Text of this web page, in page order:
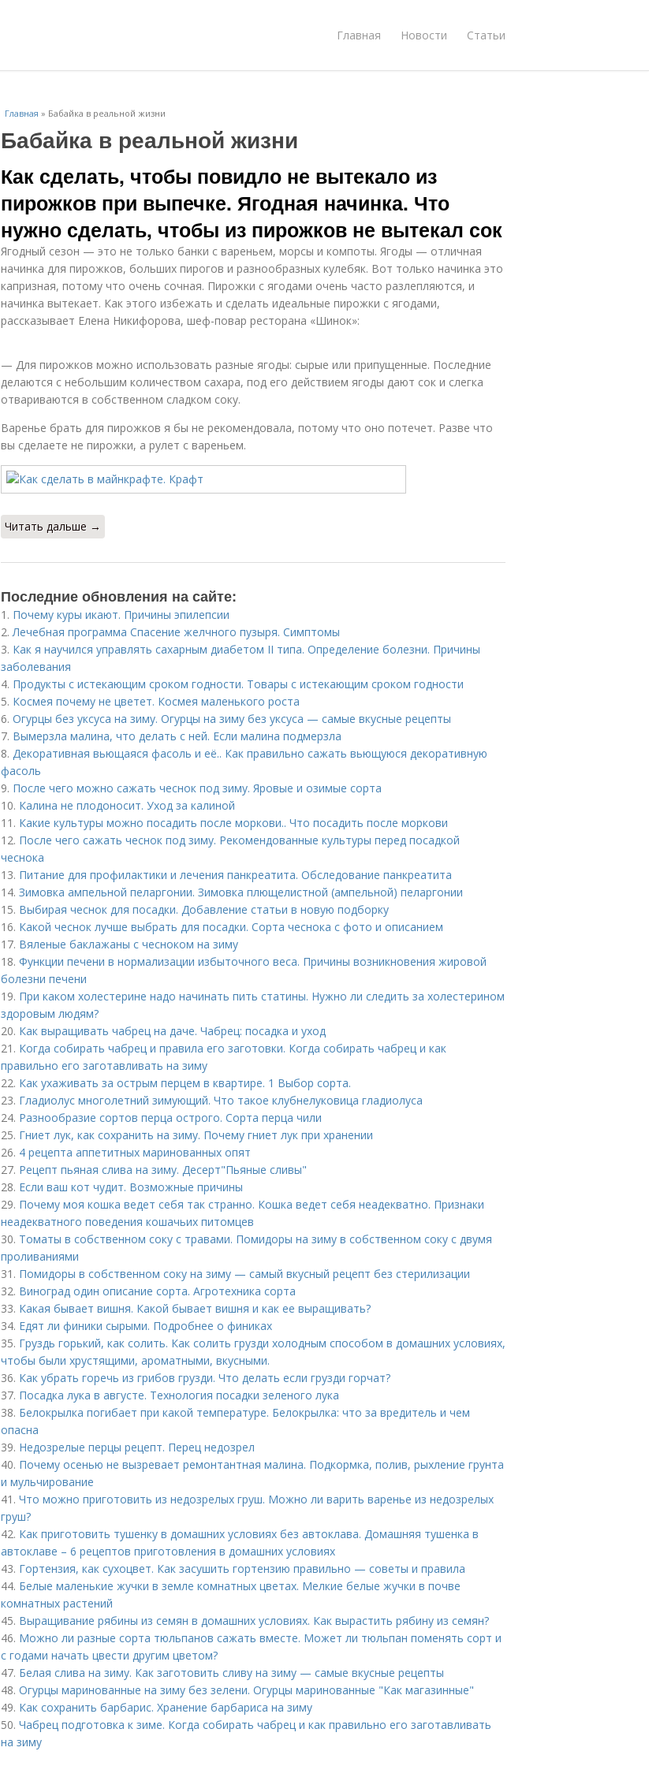
Главная Новости Статьи
Главная » Бабайка в реальной жизни
Бабайка в реальной жизни
Как сделать, чтобы повидло не вытекало из
пирожков при выпечке. Ягодная начинка. Что
нужно сделать, чтобы из пирожков не вытекал сок
Ягодный сезон — это не только банки с вареньем, морсы и компоты. Ягоды — отличная
начинка для пирожков, больших пирогов и разнообразных кулебяк. Вот только начинка это
капризная, потому что очень сочная. Пирожки с ягодами очень часто разлепляются, и
начинка вытекает. Как этого избежать и сделать идеальные пирожки с ягодами,
рассказывает Елена Никифорова, шеф-повар ресторана «Шинок»:
— Для пирожков можно использовать разные ягоды: сырые или припущенные. Последние
делаются с небольшим количеством сахара, под его действием ягоды дают сок и слегка
отвариваются в собственном сладком соку.
Варенье брать для пирожков я бы не рекомендовала, потому что оно потечет. Разве что
вы сделаете не пирожки, а рулет с вареньем.
Читать дальше →
Последние обновления на сайте:
1. Почему куры икают. Причины эпилепсии
2.Лечебная программа Спасение желчного пузыря. Симптомы
3. Как я научился управлять сахарным диабетом II типа. Определение болезни. Причины
заболевания
4. Продукты с истекающим сроком годности. Товары с истекающим сроком годности
5. Космея почему не цветет. Космея маленького роста
6. Огурцы без уксуса на зиму. Огурцы на зиму без уксуса — самые вкусные рецепты
7. Вымерзла малина, что делать с ней. Если малина подмерзла
8. Декоративная вьющаяся фасоль и её.. Как правильно сажать вьющуюся декоративную
фасоль
9. После чего можно сажать чеснок под зиму. Яровые и озимые сорта
10. Калина не плодоносит. Уход за калиной
11. Какие культуры можно посадить после моркови.. Что посадить после моркови
12. После чего сажать чеснок под зиму. Рекомендованные культуры перед посадкой
чеснока
13. Питание для профилактики и лечения панкреатита. Обследование панкреатита
14. Зимовка ампельной пеларгонии. Зимовка плющелистной (ампельной) пеларгонии
15. Выбирая чеснок для посадки. Добавление статьи в новую подборку
16. Какой чеснок лучше выбрать для посадки. Сорта чеснока с фото и описанием
17. Вяленые баклажаны с чесноком на зиму
18. Функции печени в нормализации избыточного веса. Причины возникновения жировой
болезни печени
19. При каком холестерине надо начинать пить статины. Нужно ли следить за холестерином
здоровым людям?
20. Как выращивать чабрец на даче. Чабрец: посадка и уход
21. Когда собирать чабрец и правила его заготовки. Когда собирать чабрец и как
правильно его заготавливать на зиму
22. Как ухаживать за острым перцем в квартире. 1 Выбор сорта.
23. Гладиолус многолетний зимующий. Что такое клубнелуковица гладиолуса
24. Разнообразие сортов перца острого. Сорта перца чили
25. Гниет лук, как сохранить на зиму. Почему гниет лук при хранении
26. 4 рецепта аппетитных маринованных опят
27. Рецепт пьяная слива на зиму. Десерт"Пьяные сливы"
28. Если ваш кот чудит. Возможные причины
29. Почему моя кошка ведет себя так странно. Кошка ведет себя неадекватно. Признаки
неадекватного поведения кошачьих питомцев
30. Томаты в собственном соку с травами. Помидоры на зиму в собственном соку с двумя
проливаниями
31. Помидоры в собственном соку на зиму — самый вкусный рецепт без стерилизации
32. Виноград один описание сорта. Агротехника сорта
33. Какая бывает вишня. Какой бывает вишня и как ее выращивать?
34. Едят ли финики сырыми. Подробнее о финиках
35. Груздь горький, как солить. Как солить грузди холодным способом в домашних условиях,
чтобы были хрустящими, ароматными, вкусными.
36. Как убрать горечь из грибов грузди. Что делать если грузди горчат?
37. Посадка лука в августе. Технология посадки зеленого лука
38. Белокрылка погибает при какой температуре. Белокрылка: что за вредитель и чем
опасна
39. Недозрелые перцы рецепт. Перец недозрел
40. Почему осенью не вызревает ремонтантная малина. Подкормка, полив, рыхление грунта
и мульчирование
41. Что можно приготовить из недозрелых груш. Можно ли варить варенье из недозрелых
груш?
42. Как приготовить тушенку в домашних условиях без автоклава. Домашняя тушенка в
автоклаве – 6 рецептов приготовления в домашних условиях
43. Гортензия, как сухоцвет. Как засушить гортензию правильно — советы и правила
44. Белые маленькие жучки в земле комнатных цветах. Мелкие белые жучки в почве
комнатных растений
45. Выращивание рябины из семян в домашних условиях. Как вырастить рябину из семян?
46. Можно ли разные сорта тюльпанов сажать вместе. Может ли тюльпан поменять сорт и
с годами начать цвести другим цветом?
47. Белая слива на зиму. Как заготовить сливу на зиму — самые вкусные рецепты
48. Огурцы маринованные на зиму без зелени. Огурцы маринованные "Как магазинные"
49. Как сохранить барбарис. Хранение барбариса на зиму
50. Чабрец подготовка к зиме. Когда собирать чабрец и как правильно его заготавливать
на зиму